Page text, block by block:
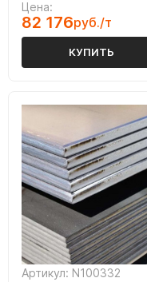
Цена:
82 176руб./т
КУПИТЬ
Артикул: N100332